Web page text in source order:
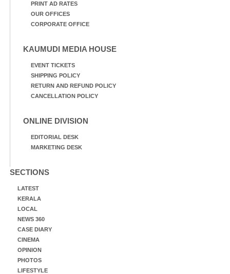
PRINT AD RATES
OUR OFFICES
CORPORATE OFFICE
KAUMUDI MEDIA HOUSE
EVENT TICKETS
SHIPPING POLICY
RETURN AND REFUND POLICY
CANCELLATION POLICY
ONLINE DIVISION
EDITORIAL DESK
MARKETING DESK
SECTIONS
LATEST
KERALA
LOCAL
NEWS 360
CASE DIARY
CINEMA
OPINION
PHOTOS
LIFESTYLE